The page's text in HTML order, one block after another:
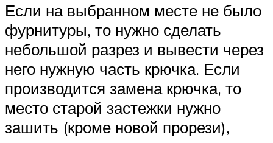
Если на выбранном месте не было
фурнитуры, то нужно сделать
небольшой разрез и вывести через
него нужную часть крючка. Если
производится замена крючка, то
место старой застежки нужно
зашить (кроме новой прорези),